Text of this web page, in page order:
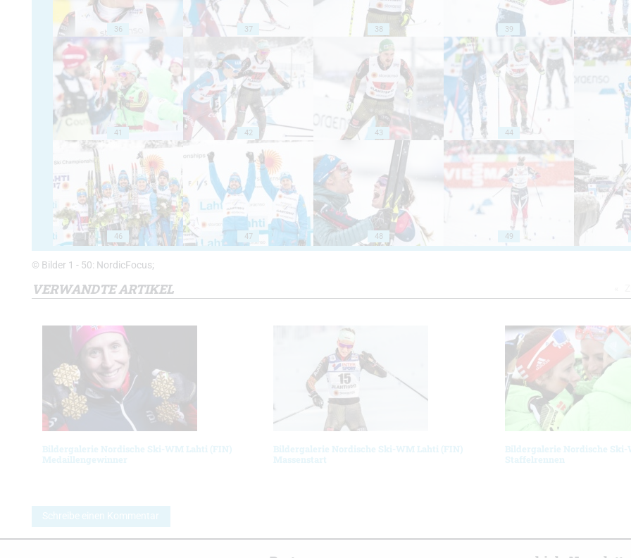
36 37 38 39
41 42 43 44
46 47 48 49
© Bilder 1 - 50: NordicFocus;
VERWANDTE ARTIKEL
Bildergalerie Nordische Ski-WM Lahti (FIN)
Medaillengewinner
Bildergalerie Nordische Ski-WM Lahti (FIN)
Massenstart
Bildergalerie Nordische Ski-
Staffelrennen
Schreibe einen Kommentar